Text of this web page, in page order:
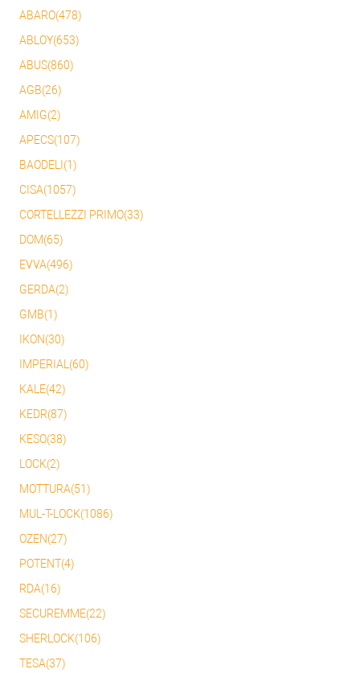
ABARO(478)
ABLOY(653)
ABUS(860)
AGB(26)
AMIG(2)
APECS(107)
BAODELI(1)
CISA(1057)
CORTELLEZZI PRIMO(33)
DOM(65)
EVVA(496)
GERDA(2)
GMB(1)
IKON(30)
IMPERIAL(60)
KALE(42)
KEDR(87)
KESO(38)
LOCK(2)
MOTTURA(51)
MUL-T-LOCK(1086)
OZEN(27)
POTENT(4)
RDA(16)
SECUREMME(22)
SHERLOCK(106)
TESA(37)